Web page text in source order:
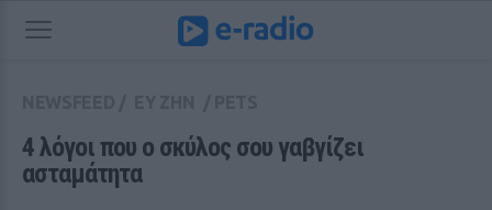
4 λόγοι που ο σκύλος σου γαβγίζει
ασταμάτητα